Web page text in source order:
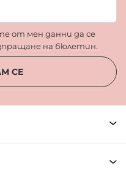
от мен данни да се
на бюлетин.
СЕ